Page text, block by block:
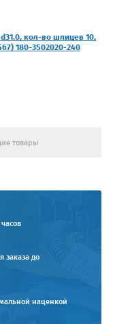
кол-во шлицев 10,
180-3502020-240
товары
заказа до
наценкой